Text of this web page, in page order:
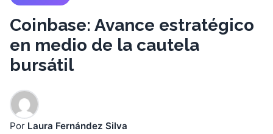
Coinbase: Avance estratégico
en medio de la cautela
bursátil
Por Laura Fernández Silva